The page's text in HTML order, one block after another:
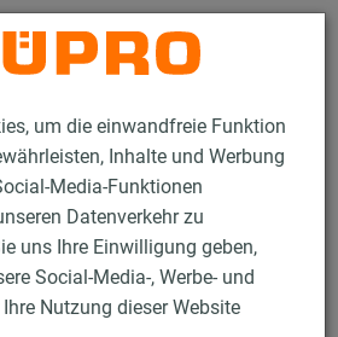
um die einwandfreie Funktion
Inhalte und Werbung
Media-Funktionen
Datenverkehr zu
uns Ihre Einwilligung geben,
Social-Media-, Werbe- und
Nutzung dieser Website
Kontakt
Lüftungsbefestigung
die Lüftungsbefestigung
bis mittlerer Lastbereich)